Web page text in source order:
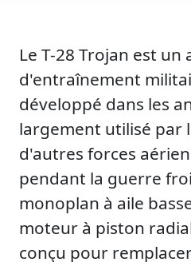
Le T-28 Trojan est un
d'entraînement
développé dans les
largement utilisé par
d'autres forces
pendant la guerre
monoplan à aile
moteur à piston
conçu pour